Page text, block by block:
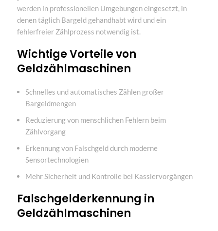
werden in professionellen Umgebungen eingesetzt, in
denen täglich Bargeld gehandhabt wird und ein
fehlerfreier Zählprozess notwendig ist.
Wichtige Vorteile von
Geldzählmaschinen
Schnelles und automatisches Zählen großer
Bargeldmengen
Reduzierung von menschlichen Fehlern beim
Zählvorgang
Erkennung von Falschgeld durch moderne
Sensortechnologien
Mehr Sicherheit und Kontrolle bei Kassiervorgängen
Falschgelderkennung in
Geldzählmaschinen